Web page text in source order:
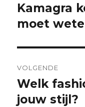
post:
Kamagra
moet
VOLGENDE
Next
post:
Welk
jouw stijl?